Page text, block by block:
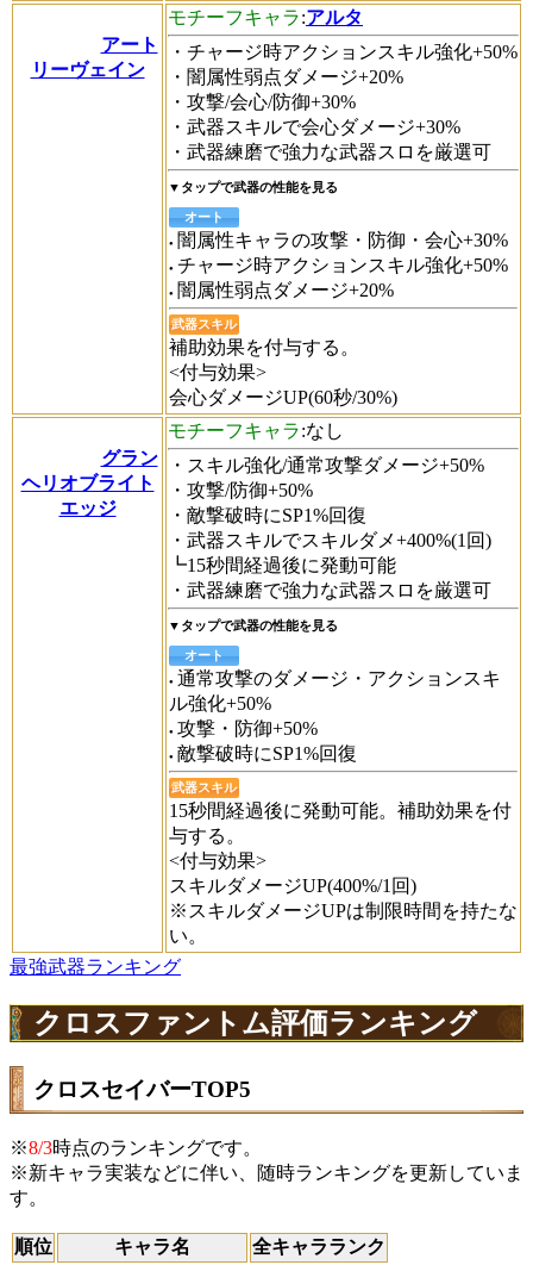
アート
リーヴェイン
モチーフキャラ:アルタ
・チャージ時アクションスキル強化+50%
・闇属性弱点ダメージ+20%
・攻撃/会心/防御+30%
・武器スキルで会心ダメージ+30%
・武器練磨で強力な武器スロを厳選可
▼タップで武器の性能を見る
オート
闇属性キャラの攻撃・防御・会心+30%
チャージ時アクションスキル強化+50%
闇属性弱点ダメージ+20%
武器スキル
補助効果を付与する。
<付与効果>
会心ダメージUP(60秒/30%)
グラン
ヘリオブライト
エッジ
モチーフキャラ:なし
・スキル強化/通常攻撃ダメージ+50%
・攻撃/防御+50%
・敵撃破時にSP1%回復
・武器スキルでスキルダメ+400%(1回)
┗15秒間経過後に発動可能
・武器練磨で強力な武器スロを厳選可
▼タップで武器の性能を見る
オート
通常攻撃のダメージ・アクションスキ
ル強化+50%
攻撃・防御+50%
敵撃破時にSP1%回復
武器スキル
15秒間経過後に発動可能。補助効果を付
与する。
<付与効果>
スキルダメージUP(400%/1回)
※スキルダメージUPは制限時間を持たな
い。
最強武器ランキング
クロスファントム評価ランキング
クロスセイバーTOP5
※8/3時点のランキングです。
※新キャラ実装などに伴い、随時ランキングを更新していま
す。
順位 キャラ名 全キャラランク